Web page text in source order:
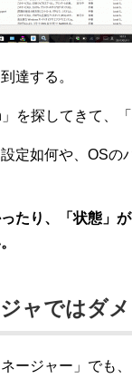
達する。
を探してきて、
定如何や、OSの
たり、「状態」
ャではダメ
ージャー」でも